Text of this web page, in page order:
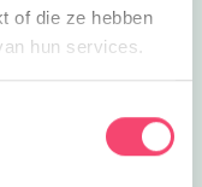
of die ze hebben
hun services.
Onze website
met